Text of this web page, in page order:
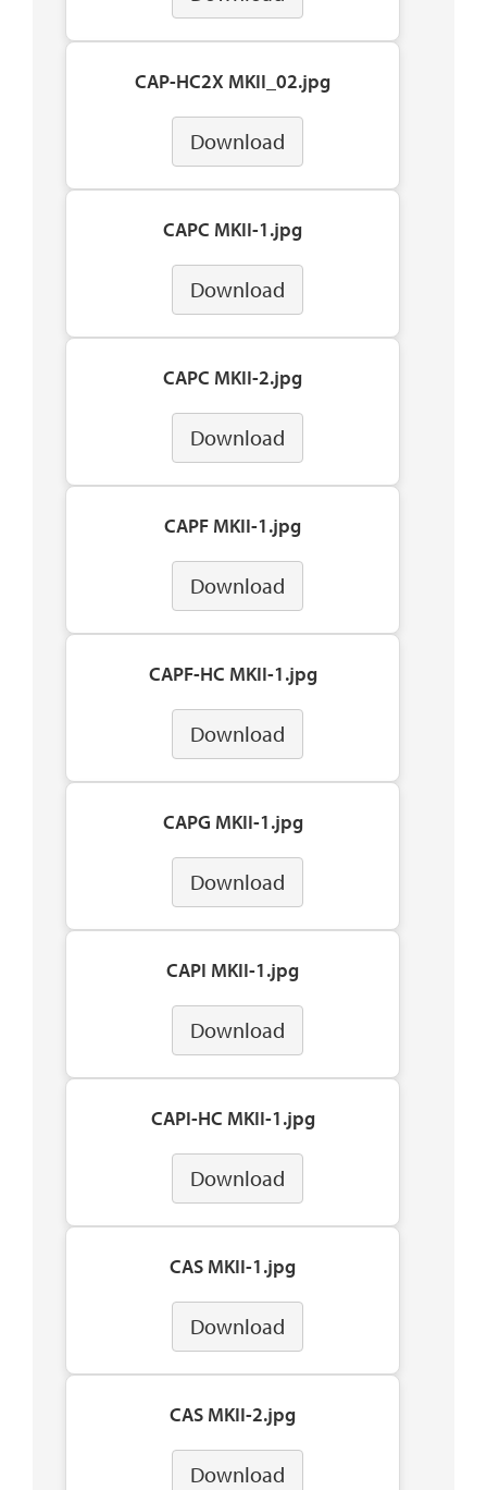
CAP-HC2X MKII_02.jpg
Download
CAPC MKII-1.jpg
Download
CAPC MKII-2.jpg
Download
CAPF MKII-1.jpg
Download
CAPF-HC MKII-1.jpg
Download
CAPG MKII-1.jpg
Download
CAPI MKII-1.jpg
Download
CAPI-HC MKII-1.jpg
Download
CAS MKII-1.jpg
Download
CAS MKII-2.jpg
Download